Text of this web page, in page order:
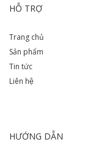
HỖ TRỢ
Trang chủ
Sản phẩm
Tin tức
Liên hệ
HƯỚNG DẪN